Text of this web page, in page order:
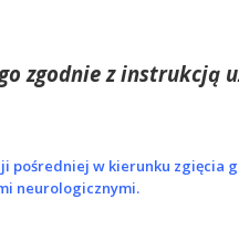
zgodnie z instrukcją
pośredniej w kierunku zgięcia
neurologicznymi.